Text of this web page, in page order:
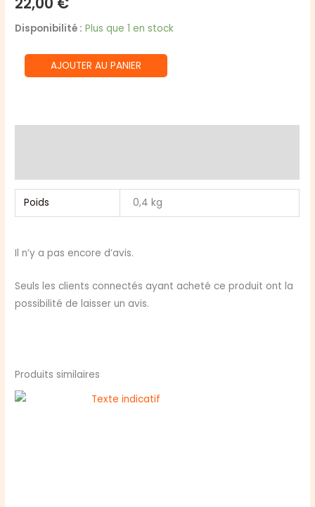
Disponibilité : Plus que 1 en stock
quantité
de
AJOUTER AU PANIER
Poids 0,4 kg
Il n’y a pas encore d’avis.
Seuls les clients connectés ayant acheté ce produit ont la
possibilité de laisser un avis.
Produits similaires